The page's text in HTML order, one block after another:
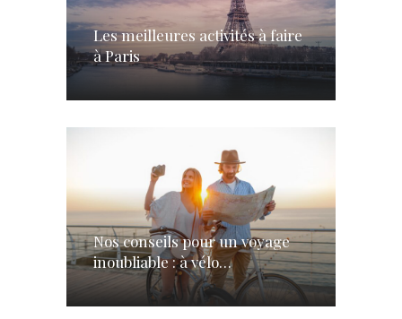
Les meilleures activités à faire
à Paris
Nos conseils pour un voyage
inoubliable : à vélo…